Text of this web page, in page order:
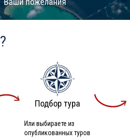
Подбор тура
Или выбираете из
опубликованных туров